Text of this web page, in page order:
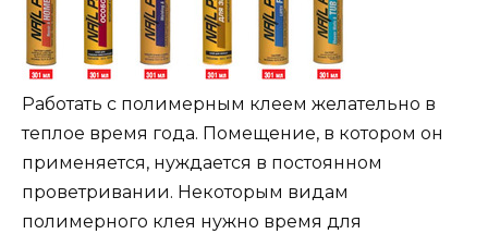
Работать с полимерным клеем желательно в
теплое время года. Помещение, в котором он
применяется, нуждается в постоянном
проветривании. Некоторым видам
полимерного клея нужно время для